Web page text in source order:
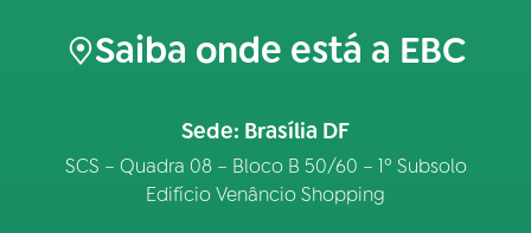
Saiba onde está a EBC
Sede: Brasília DF
SCS – Quadra 08 – Bloco B 50/60 – 1º Subsolo
Edifício Venâncio Shopping